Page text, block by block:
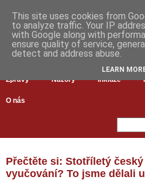
Zprávy Názory Inkluze
O nás
Přečtěte si: Stotříletý
vyučování? To jsme dělali
This site uses cookies from
to analyze traffic. Your IP
with Google along with
ensure quality of service,
detect and address abuse.
LEARN